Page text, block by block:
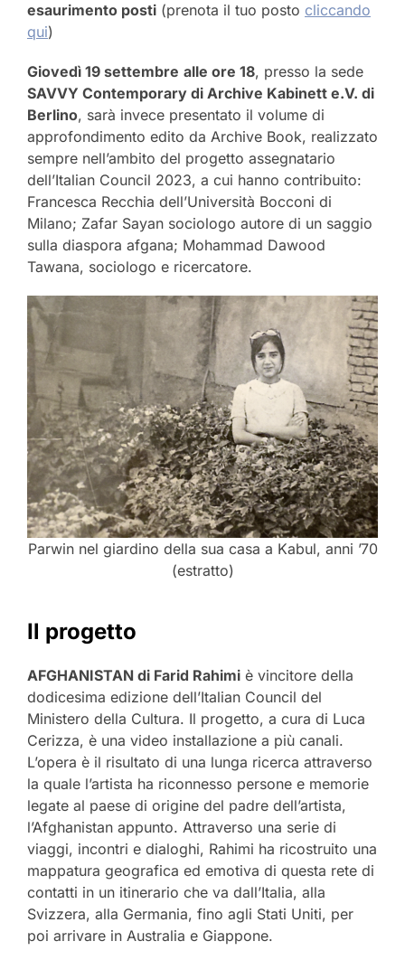
esaurimento posti (prenota il tuo posto cliccando
qui)
Giovedì 19 settembre alle ore 18, presso la sede
SAVVY Contemporary di Archive Kabinett e.V. di
Berlino, sarà invece presentato il volume di
approfondimento edito da Archive Book, realizzato
sempre nell’ambito del progetto assegnatario
dell’Italian Council 2023, a cui hanno contribuito:
Francesca Recchia dell’Università Bocconi di
Milano; Zafar Sayan sociologo autore di un saggio
sulla diaspora afgana; Mohammad Dawood
Tawana, sociologo e ricercatore.
Parwin nel giardino della sua casa a Kabul, anni ’70
(estratto)
Il progetto
AFGHANISTAN di Farid Rahimi è vincitore della
dodicesima edizione dell’Italian Council del
Ministero della Cultura. Il progetto, a cura di Luca
Cerizza, è una video installazione a più canali.
L’opera è il risultato di una lunga ricerca attraverso
la quale l’artista ha riconnesso persone e memorie
legate al paese di origine del padre dell’artista,
l’Afghanistan appunto. Attraverso una serie di
viaggi, incontri e dialoghi, Rahimi ha ricostruito una
mappatura geografica ed emotiva di questa rete di
contatti in un itinerario che va dall’Italia, alla
Svizzera, alla Germania, fino agli Stati Uniti, per
poi arrivare in Australia e Giappone.